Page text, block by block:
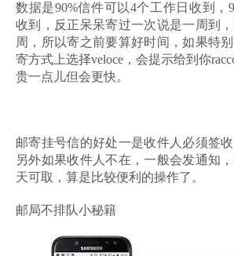
数据是90%信件可以4个工作日收到，
收到，反正呆呆寄过一次说是一周到
周，所以寄之前要算好时间，如果特
寄方式上选择veloce，会提示给到你
贵一点儿但会更快。
邮寄挂号信的好处一是收件人必须签
另外如果收件人不在，一般会发通知
天可取，算是比较便利的操作了。
邮局不排队小秘籍